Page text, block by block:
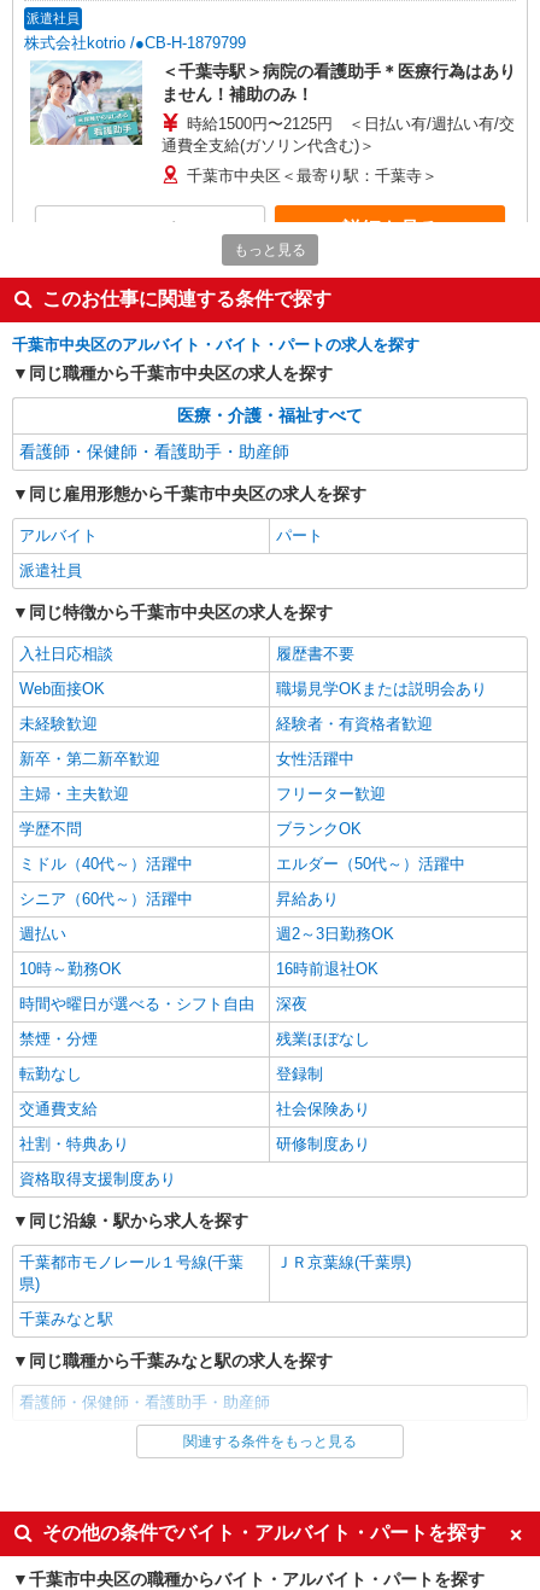
派遣社員
株式会社kotrio /●CB-H-1879799
＜千葉寺駅＞病院の看護助手＊医療行為はあり
ません！補助のみ！
時給1500円〜2125円 ＜日払い有/週払い有/交
通費全支給(ガソリン代含む)＞
千葉市中央区＜最寄り駅：千葉寺＞
詳細を見る
株式会社kotrio /●CB-H-1900066
千葉寺駅＊医療現場を支える看護助手＊嬉しい
高時給◎研修あり
通費全支給(ガソリン代含む)＞
千葉市中央区＜最寄り駅：千葉寺＞
キープ 詳細を見る
株式会社トラストグロース 新宿本社 第1営業部
住宅型有料老人ホームでの夜専看護師
1夜勤：42000円〜 ※資格や経験などによる
千葉県千葉市中央区
詳細を見る
株式会社kotrio /●CB-H-2031657
20代〜50代活躍中！デイサービスの看護師＊
残業なし◎日勤のみ
時給2400円〜3000円＜交通費全額支給(ガソリ
ン代含む)/日払い可/週払い可＞
千葉市中央区内
キープ 詳細を見る
派遣社員
株式会社kotrio /●CB-H-1983163
蘇我駅｜看護師さんのサポートスタッフ募集♪
時給1500円〜2250円 ＜日払い有/週払い有/交
通費全支給(ガソリン代含む)＞
千葉市中央区｜最寄り駅≪蘇我≫
キープ 詳細を見る
派遣社員
株式会社kotrio /●CB-H-2001384
浜野駅｜家庭と両立できる＊デイサービス看護
時給2400円〜3000円 ＜日払い有/週払い有/交
通費全支給(ガソリン代含む)＞
千葉市中央区|最寄り駅：浜野
キープ 詳細を見る
職業紹介
もっと見る
このお仕事に関連する条件で探す
千葉市中央区のアルバイト・バイト・パートの求人を探す
同じ職種から千葉市中央区の求人を探す
医療・介護・福祉すべて
看護師・保健師・看護助手・助産師
同じ雇用形態から千葉市中央区の求人を探す
アルバイト
パート
派遣社員
同じ特徴から千葉市中央区の求人を探す
入社日応相談
履歴書不要
Web面接OK
職場見学OKまたは説明会あり
未経験歓迎
経験者・有資格者歓迎
新卒・第二新卒歓迎
女性活躍中
主婦・主夫歓迎
フリーター歓迎
学歴不問
ブランクOK
ミドル（40代～）活躍中
エルダー（50代～）活躍中
シニア（60代～）活躍中
昇給あり
週払い
週2～3日勤務OK
10時～勤務OK
16時前退社OK
時間や曜日が選べる・シフト自由
深夜
禁煙・分煙
残業ほぼなし
転勤なし
登録制
交通費支給
社会保険あり
社割・特典あり
研修制度あり
資格取得支援制度あり
同じ沿線・駅から求人を探す
千葉都市モノレール１号線(千葉
県)
ＪＲ京葉線(千葉県)
千葉みなと駅
同じ職種から千葉みなと駅の求人を探す
看護師・保健師・看護助手・助産師
同じ雇用形態から千葉みなと駅の求人を探す
派遣社員
同じ特徴から千葉みなと駅の求人を探す
関連する条件をもっと見る
その他の条件でバイト・アルバイト・パートを探す
千葉市中央区の職種からバイト・アルバイト・パートを探す